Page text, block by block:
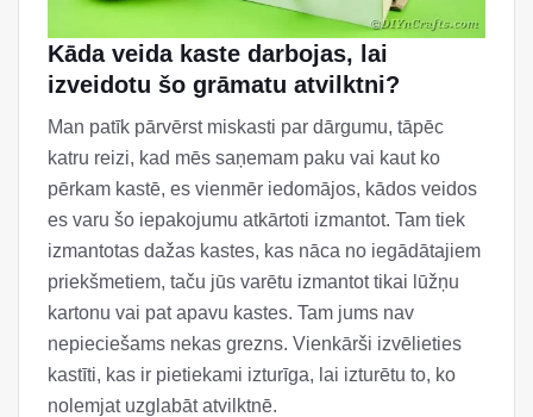
Kāda veida kaste darbojas, lai
izveidotu šo grāmatu atvilktni?
Man patīk pārvērst miskasti par dārgumu, tāpēc
katru reizi, kad mēs saņemam paku vai kaut ko
pērkam kastē, es vienmēr iedomājos, kādos veidos
es varu šo iepakojumu atkārtoti izmantot. Tam tiek
izmantotas dažas kastes, kas nāca no iegādātajiem
priekšmetiem, taču jūs varētu izmantot tikai lūžņu
kartonu vai pat apavu kastes. Tam jums nav
nepieciešams nekas grezns. Vienkārši izvēlieties
kastīti, kas ir pietiekami izturīga, lai izturētu to, ko
nolemjat uzglabāt atvilktnē.